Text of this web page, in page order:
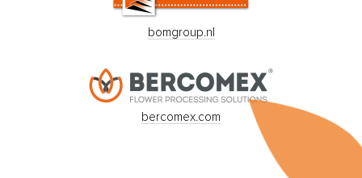
bomgroup.nl
bercomex.com